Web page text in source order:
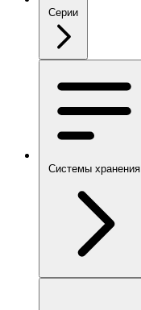
Серии
Системы хранения